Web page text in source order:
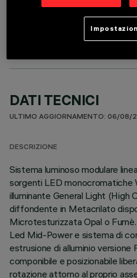
COMPONENTI
DATI TECNICI
ULTIMO AGGIORNAMENTO: 06/08/
DESCRIZIONE
Sistema luminoso modulare
sorgenti LED monocromatiche
illuminante General Light (High
diffondente in Metacrilato
Microtesturizzata Opal o
Led Mid-Power e sistema di
estrusione di alluminio versione
componibile e posizionabile
rotazione attorno al proprio